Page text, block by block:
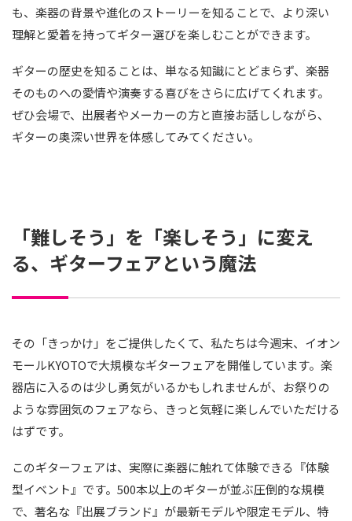
も、楽器の背景や進化のストーリーを知ることで、より深い
理解と愛着を持ってギター選びを楽しむことができます。
ギターの歴史を知ることは、単なる知識にとどまらず、楽器
そのものへの愛情や演奏する喜びをさらに広げてくれます。
ぜひ会場で、出展者やメーカーの方と直接お話ししながら、
ギターの奥深い世界を体感してみてください。
「難しそう」を「楽しそう」に変え
る、ギターフェアという魔法
その「きっかけ」をご提供したくて、私たちは今週末、イオン
モールKYOTOで大規模なギターフェアを開催しています。楽
器店に入るのは少し勇気がいるかもしれませんが、お祭りの
ような雰囲気のフェアなら、きっと気軽に楽しんでいただける
はずです。
このギターフェアは、実際に楽器に触れて体験できる『体験
型イベント』です。500本以上のギターが並ぶ圧倒的な規模
で、著名な『出展ブランド』が最新モデルや限定モデル、特